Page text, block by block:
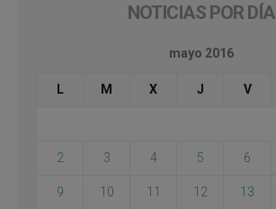
NOTICIAS POR DÍA
mayo 2016
L M X J V
2 3 4 5 6
9 10 11 12 13